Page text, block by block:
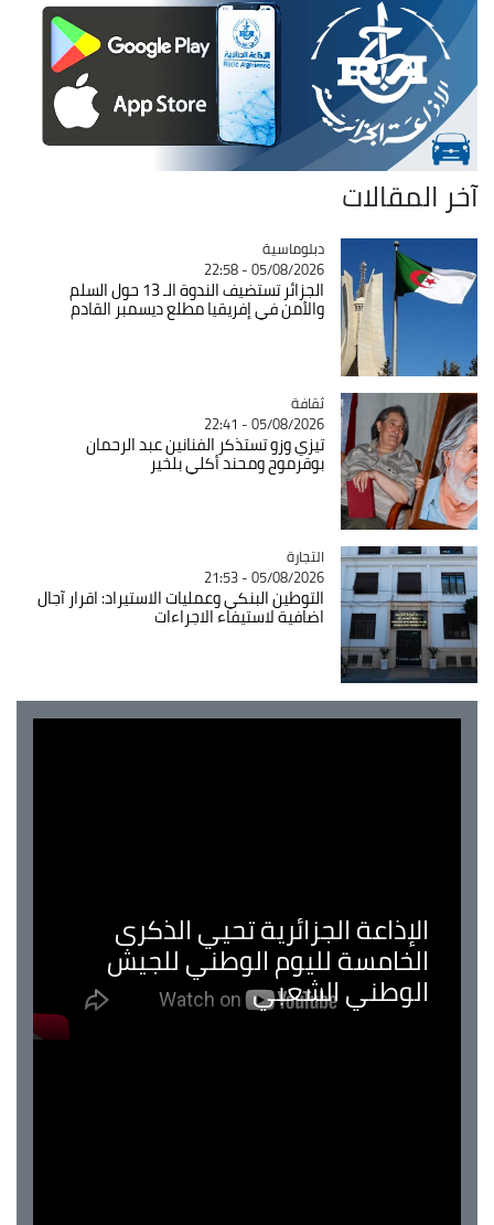
آخر المقالات
Catégorie
دبلوماسية
05/08/2026 - 22:58
الجزائر تستضيف الندوة الـ 13 حول السلم
والأمن في إفريقيا مطلع ديسمبر القادم
Catégorie
ثقافة
05/08/2026 - 22:41
تيزي وزو تستذكر الفنانين عبد الرحمان
بوقرموح ومحند أكلي بلخير
Catégorie
التجارة
05/08/2026 - 21:53
التوطين البنكي وعمليات الاستيراد: اقرار آجال
اضافية لاستيفاء الاجراءات
الإذاعة الجزائرية تحيي الذكرى
الخامسة لليوم الوطني للجيش
الوطني الشعبي